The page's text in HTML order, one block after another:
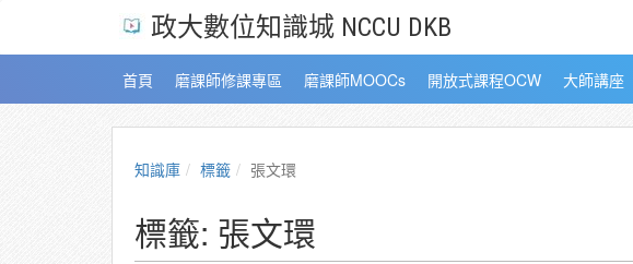
政大數位知識城 NCCU DKB
首頁 磨課師修課專區 磨課師MOOCs 開放式課程OCW 大師講座
知識庫 標籤 張文環
標籤: 張文環